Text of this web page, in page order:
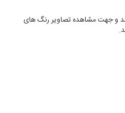
و جهت مشاهده تصاویر رنگ های